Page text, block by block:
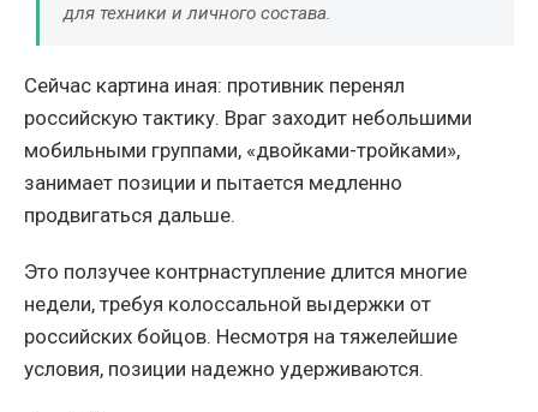
для техники и личного состава.
Сейчас картина иная: противник перенял
российскую тактику. Враг заходит небольшими
мобильными группами, «двойками-тройками»,
занимает позиции и пытается медленно
продвигаться дальше.
Это ползучее контрнаступление длится многие
недели, требуя колоссальной выдержки от
российских бойцов. Несмотря на тяжелейшие
условия, позиции надежно удерживаются.